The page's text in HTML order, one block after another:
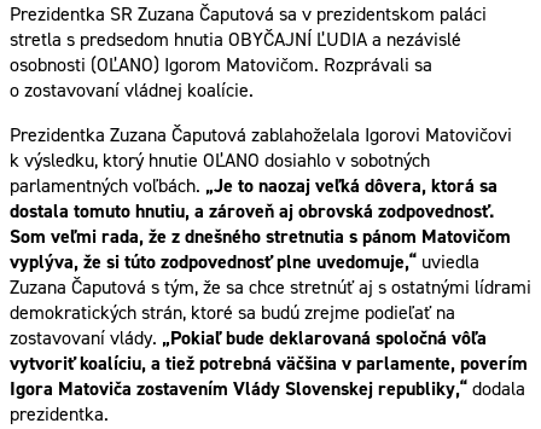
Prezidentka SR Zuzana Čaputová sa v prezidentskom paláci
stretla s predsedom hnutia OBYČAJNÍ ĽUDIA a nezávislé
osobnosti (OĽANO) Igorom Matovičom. Rozprávali sa
o zostavovaní vládnej koalície.
Prezidentka Zuzana Čaputová zablahoželala Igorovi Matovičovi
k výsledku, ktorý hnutie OĽANO dosiahlo v sobotných
parlamentných voľbách. „Je to naozaj veľká dôvera, ktorá sa
dostala tomuto hnutiu, a zároveň aj obrovská zodpovednosť.
Som veľmi rada, že z dnešného stretnutia s pánom Matovičom
vyplýva, že si túto zodpovednosť plne uvedomuje,“ uviedla
Zuzana Čaputová s tým, že sa chce stretnúť aj s ostatnými lídrami
demokratických strán, ktoré sa budú zrejme podieľať na
zostavovaní vlády. „Pokiaľ bude deklarovaná spoločná vôľa
vytvoriť koalíciu, a tiež potrebná väčšina v parlamente, poverím
Igora Matoviča zostavením Vlády Slovenskej republiky,“dodala
prezidentka.